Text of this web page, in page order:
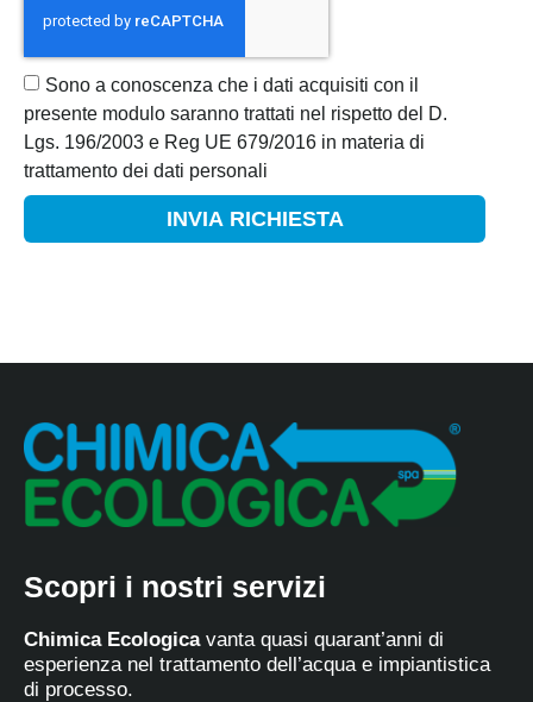
Sono a conoscenza che i dati acquisiti con il
presente modulo saranno trattati nel rispetto del D.
Lgs. 196/2003 e Reg UE 679/2016 in materia di
trattamento dei dati personali
INVIA RICHIESTA
Scopri i nostri servizi
Chimica Ecologicavanta quasi quarant’anni di
esperienza nel trattamento dell’acqua e impiantistica
di processo.